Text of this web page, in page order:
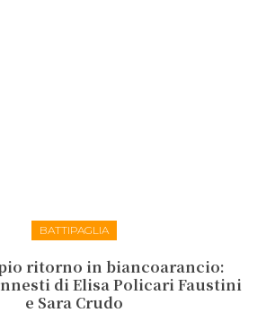
BATTIPAGLIA
ritorno in biancoarancio:
di Elisa Policari Faustini
e Sara Crudo